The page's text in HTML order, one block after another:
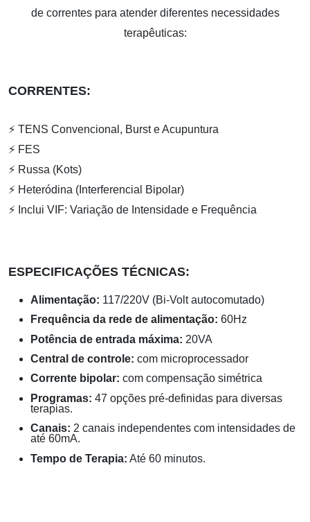
de correntes para atender diferentes necessidades
terapêuticas:
CORRENTES:
⚡ TENS Convencional, Burst e Acupuntura
⚡ FES
⚡ Russa (Kots)
⚡ Heteródina (Interferencial Bipolar)
⚡ Inclui VIF: Variação de Intensidade e Frequência
ESPECIFICAÇÕES TÉCNICAS:
Alimentação: 117/220V (Bi-Volt autocomutado)
Frequência da rede de alimentação: 60Hz
Potência de entrada máxima: 20VA
Central de controle: com microprocessador
Corrente bipolar: com compensação simétrica
Programas: 47 opções pré-definidas para diversas
terapias.
Canais: 2 canais independentes com intensidades de
até 60mA.
Tempo de Terapia: Até 60 minutos.